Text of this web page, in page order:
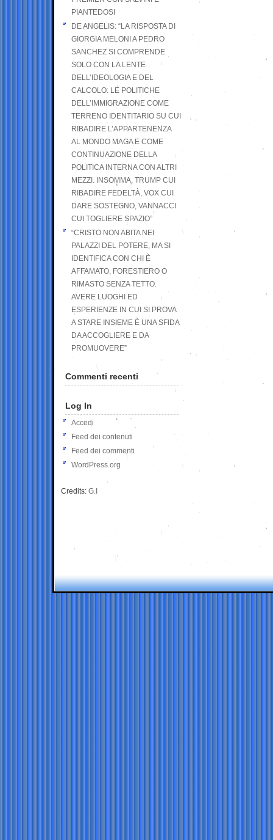
PIANTEDOSI
DE ANGELIS: “LA RISPOSTA DI
GIORGIA MELONI A PEDRO
SANCHEZ SI COMPRENDE
SOLO CON LA LENTE
DELL’IDEOLOGIA E DEL
CALCOLO: LE POLITICHE
DELL’IMMIGRAZIONE COME
TERRENO IDENTITARIO SU CUI
RIBADIRE L’APPARTENENZA
AL MONDO MAGA E COME
CONTINUAZIONE DELLA
POLITICA INTERNA CON ALTRI
MEZZI. INSOMMA, TRUMP CUI
RIBADIRE FEDELTÀ, VOX CUI
DARE SOSTEGNO, VANNACCI
CUI TOGLIERE SPAZIO”
“CRISTO NON ABITA NEI
PALAZZI DEL POTERE, MA SI
IDENTIFICA CON CHI È
AFFAMATO, FORESTIERO O
RIMASTO SENZA TETTO.
AVERE LUOGHI ED
ESPERIENZE IN CUI SI PROVA
A STARE INSIEME È UNA SFIDA
DA ACCOGLIERE E DA
PROMUOVERE”
Commenti recenti
Log In
Accedi
Feed dei contenuti
Feed dei commenti
WordPress.org
Credits: G.I